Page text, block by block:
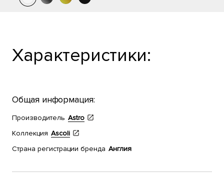
Характеристики:
Общая информация:
Производитель Astro
Коллекция Ascoli
Страна регистрации бренда Англия